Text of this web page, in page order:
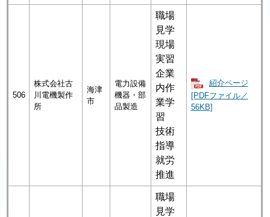
506
株式会社古
川電機製作
所
海津
市
電力設備
機器・部
品製造
職場
見学
現場
実習
企業
内作
業学
習
技術
指導
就労
推進
紹介ページ
[PDFファイル／
56KB]
職場
見学